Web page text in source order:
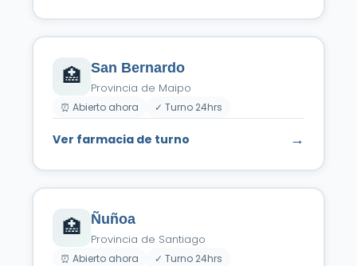
🏥 San Bernardo
Provincia de Maipo
⏰ Abierto ahora ✓ Turno 24hrs
Ver farmacia de turno →
🏥 Ñuñoa
Provincia de Santiago
⏰ Abierto ahora ✓ Turno 24hrs